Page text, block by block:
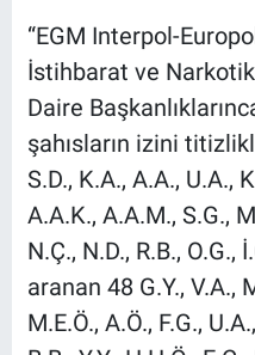
“EGM Interpol-
İstihbarat ve Narkotik
Daire
şahısların izini
S.D., K.A., A.A., U.A.,
A.A.K., A.A.M., S.G.,
N.Ç., N.D., R.B., O.G.,
aranan 48 G.Y., V.A.,
M.E.Ö., A.Ö., F.G.,